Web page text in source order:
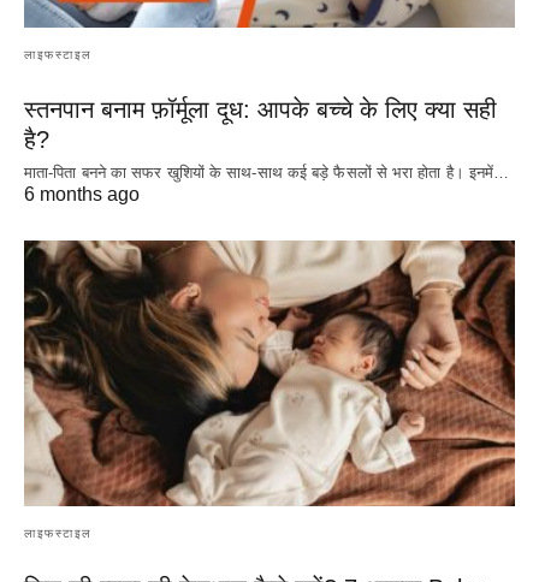
लाइफस्टाइल
स्तनपान बनाम फ़ॉर्मूला दूध: आपके बच्चे के लिए क्या सही
है?
माता-पिता बनने का सफर खुशियों के साथ-साथ कई बड़े फैसलों से भरा होता है। इनमें…
6 months ago
लाइफस्टाइल